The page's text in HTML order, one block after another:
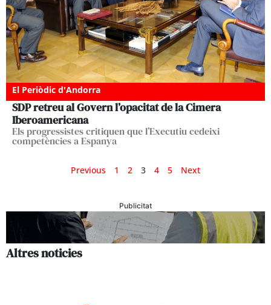
El Periòdic d'Andorra
SDP retreu al Govern l’opacitat de la Cimera
Iberoamericana
Els progressistes critiquen que l’Executiu cedeixi
competències a Espanya
Previous 1 2 3 4 5 Next
Publicitat
Altres noticies